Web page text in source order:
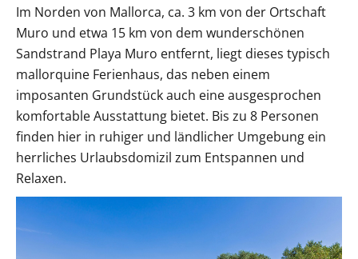
Im Norden von Mallorca, ca. 3 km von der Ortschaft
Muro und etwa 15 km von dem wunderschönen
Sandstrand Playa Muro entfernt, liegt dieses typisch
mallorquine Ferienhaus, das neben einem
imposanten Grundstück auch eine ausgesprochen
komfortable Ausstattung bietet. Bis zu 8 Personen
finden hier in ruhiger und ländlicher Umgebung ein
herrliches Urlaubsdomizil zum Entspannen und
Relaxen.